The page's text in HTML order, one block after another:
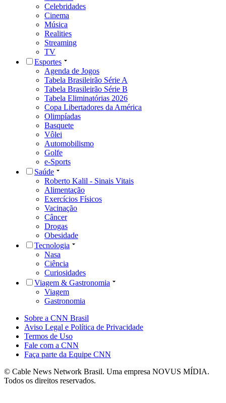
Celebridades
Cinema
Música
Realities
Streaming
TV
Esportes
Agenda de Jogos
Tabela Brasileirão Série A
Tabela Brasileirão Série B
Tabela Eliminatórias 2026
Copa Libertadores da América
Olimpíadas
Basquete
Vôlei
Automobilismo
Golfe
e-Sports
Saúde
Roberto Kalil - Sinais Vitais
Alimentação
Exercícios Físicos
Vacinação
Câncer
Drogas
Obesidade
Tecnologia
Nasa
Ciência
Curiosidades
Viagem & Gastronomia
Viagem
Gastronomia
Sobre a CNN Brasil
Aviso Legal e Política de Privacidade
Termos de Uso
Fale com a CNN
Faça parte da Equipe CNN
© Cable News Network Brasil. Uma empresa NOVUS MÍDIA.
Todos os direitos reservados.